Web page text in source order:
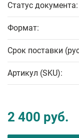
Статус документа:
Формат:
Срок поставки
Артикул (SKU):
2 400 руб.